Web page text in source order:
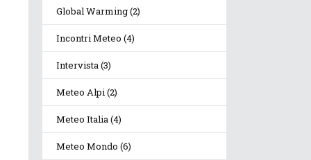
Global Warming(2)
Incontri Meteo (4)
Intervista(3)
Meteo Alpi(2)
Meteo Italia(4)
Meteo Mondo (6)